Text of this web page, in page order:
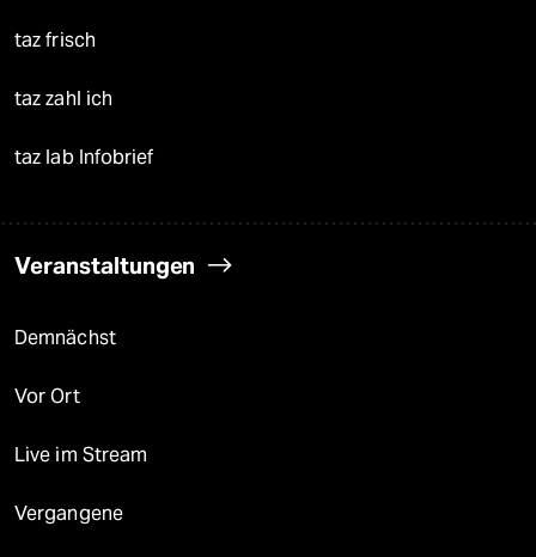
taz frisch
taz zahl ich
taz lab Infobrief
Veranstaltungen
Demnächst
Vor Ort
Live im Stream
Vergangene